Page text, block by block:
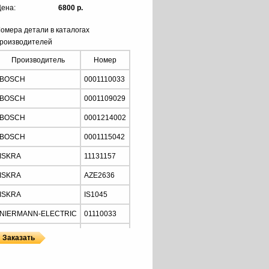
6800 р.
детали в каталогах
Производитель Номер
BOSCH 0001110033
BOSCH 0001109029
BOSCH 0001214002
BOSCH 0001115042
ISKRA 11131157
ISKRA AZE2636
ISKRA IS1045
NIERMANN-ELECTRIC 01110033